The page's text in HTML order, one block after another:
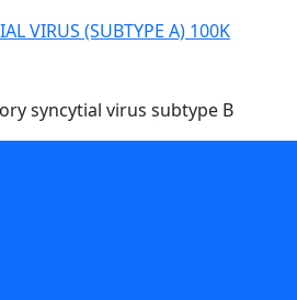
VIRUS (SUBTYPE A) 100K
syncytial virus subtype B